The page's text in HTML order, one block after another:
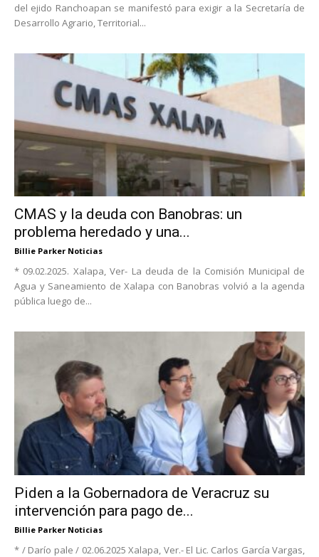
del ejido Ranchoapan se manifestó para exigir a la Secretaría de
Desarrollo Agrario, Territorial...
CMAS y la deuda con Banobras: un
problema heredado y una...
Billie Parker Noticias
* 09.02.2025. Xalapa, Ver- La deuda de la Comisión Municipal de
Agua y Saneamiento de Xalapa con Banobras volvió a la agenda
pública luego de...
Piden a la Gobernadora de Veracruz su
intervención para pago de...
Billie Parker Noticias
* / Darío pale / 02.06.2025 Xalapa, Ver.- El Lic. Carlos García Vargas,